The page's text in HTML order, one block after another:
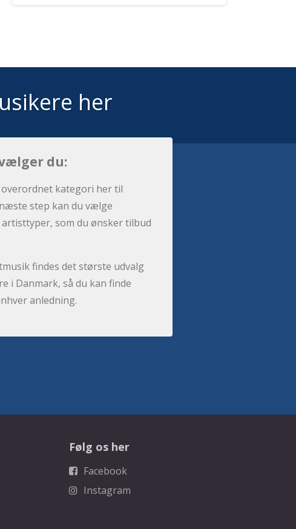
her
du:
overordnet kategori her til
step kan du vælge
som du ønsker tilbud
findes det største udvalg
i Danmark, så du kan finde
anledning.
Følg os her
Facebook
Instagram